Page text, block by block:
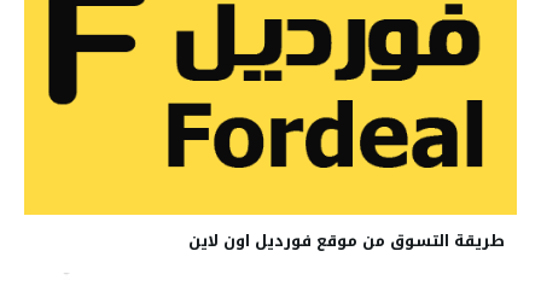
طريقة التسوق من موقع فورديل اون لاين